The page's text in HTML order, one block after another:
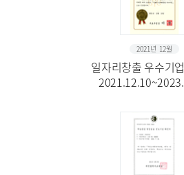
2021년 12월
일자리창출 우수기